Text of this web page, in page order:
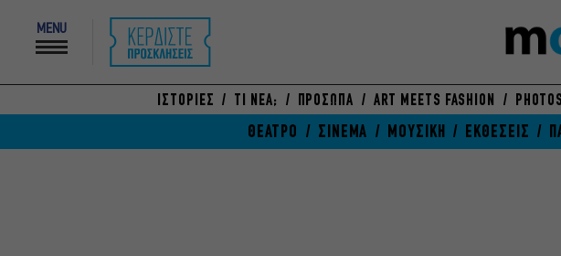
MENU
ΙΣΤΟΡΙΕΣ ΤΙ ΝΕΑ; ΠΡΟΣΩΠΑ ART MEETS FASHION PHOTOS
ΘΕΑΤΡΟ ΣΙΝΕΜΑ ΜΟΥΣΙΚΗ ΕΚΘΕΣΕΙΣ